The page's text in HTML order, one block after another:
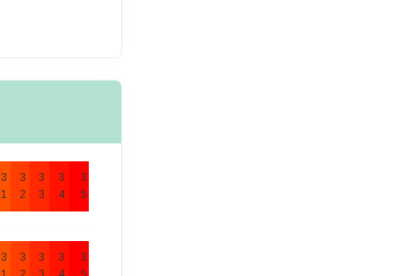
3
1
3
2
3
3
3
4
3
5
3
3
3
3
3